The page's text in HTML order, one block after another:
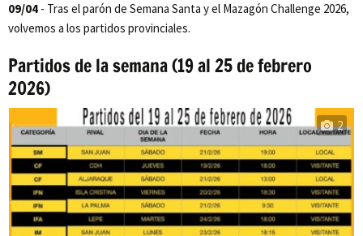
09/04 - Tras el parón de Semana Santa y el Mazagón Challenge 2026,
volvemos a los partidos provinciales.
Partidos de la semana (19 al 25 de febrero
2026)
2